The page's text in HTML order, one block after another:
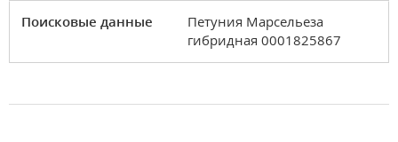
Поисковые данные
Петуния Марсельеза
гибридная 0001825867